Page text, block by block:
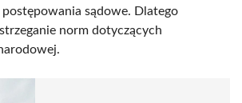
postępowania sądowe. Dlatego
norm dotyczących